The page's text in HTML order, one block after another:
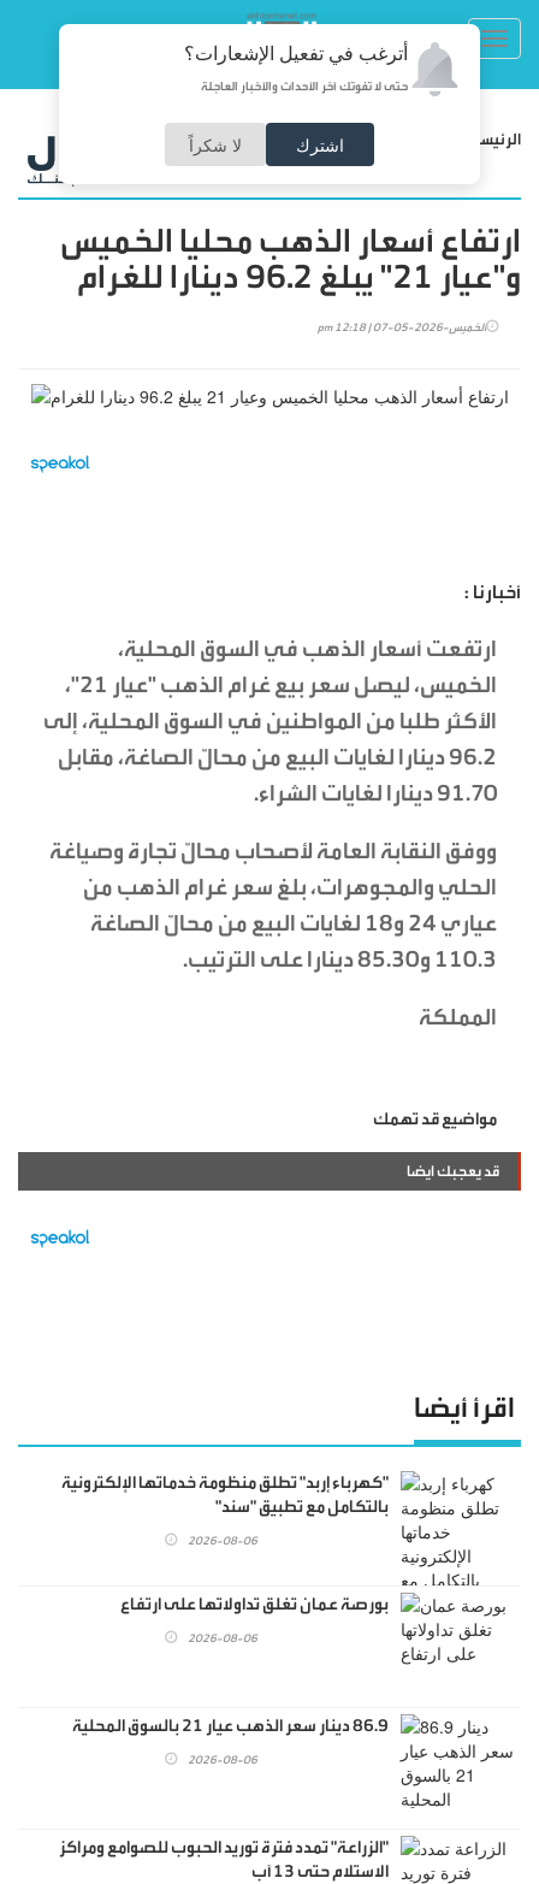
أترغب في تفعيل الإشعارات؟
حتى لا تفوتك آخر الأحداث والأخبار العاجلة
اشترك لا شكراً الرئيسية
ارتفاع أسعار الذهب محليا الخميس
و"عيار 21" يبلغ 96.2 دينارا للغرام
الخميس-2026-05-07 | 12:18 pm
أخبارنا :
ارتفعت أسعار الذهب في السوق المحلية،
الخميس، ليصل سعر بيع غرام الذهب "عيار 21"،
الأكثر طلبا من المواطنين في السوق المحلية، إلى
96.2 دينارا لغايات البيع من محالّ الصاغة، مقابل
91.70 دينارا لغايات الشراء.
ووفق النقابة العامة لأصحاب محالّ تجارة وصياغة
الحلي والمجوهرات، بلغ سعر غرام الذهب من
عياري 24 و18 لغايات البيع من محالّ الصاغة
110.3 و85.30 دينارا على الترتيب.
المملكة
مواضيع قد تهمك
قد يعجبك ايضا
اقرأ أيضا
"كهرباء إربد" تطلق منظومة خدماتها الإلكترونية
بالتكامل مع تطبيق "سند"
2026-08-06
بورصة عمان تغلق تداولاتها على ارتفاع
2026-08-06
86.9 دينار سعر الذهب عيار 21 بالسوق المحلية
2026-08-06
"الزراعة" تمدد فترة توريد الحبوب للصوامع ومراكز
الاستلام حتى 13 آب